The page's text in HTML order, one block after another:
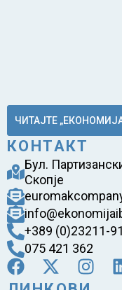
ЧИТАЈТЕ
КОНТАКТ
Бул.
Скопје
+389 (0)23211-
075 421 362